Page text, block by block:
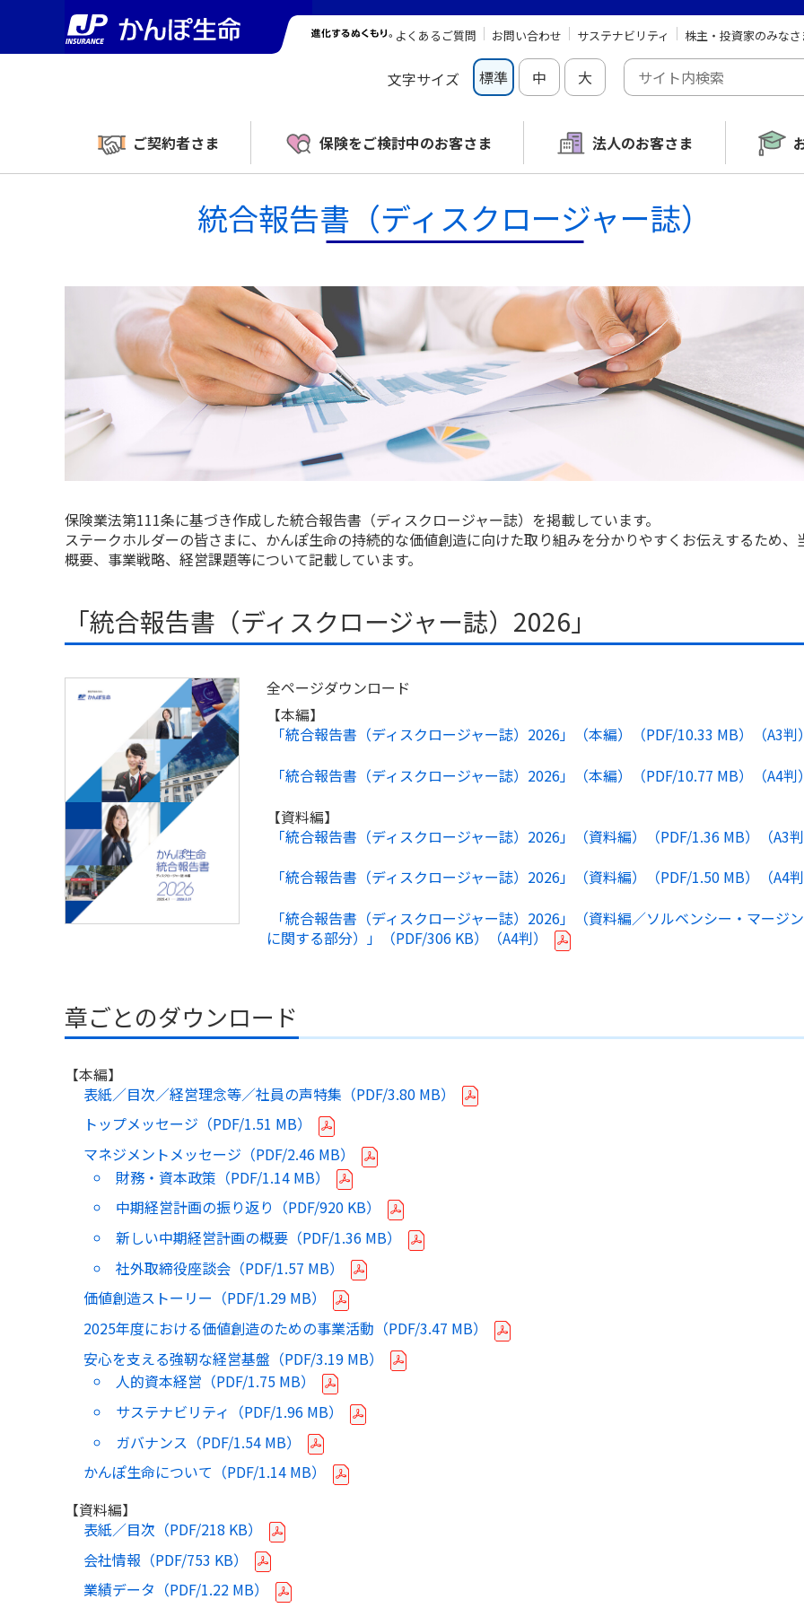
よくあるご質問 お問い合わせ サステナビリティ 株主・投資家のみな
文字サイズ 標準 中 大
ご契約者さま 保険をご検討中のお客さま 法人のお客さま
統合報告書（ディスクロージャー誌）
保険業法第111条に基づき作成した統合報告書（ディスクロージャー誌）を掲載しています。
ステークホルダーの皆さまに、かんぽ生命の持続的な価値創造に向けた取り組みを分かりやすくお伝えするため、
概要、事業戦略、経営課題等について記載しています。
「統合報告書（ディスクロージャー誌）2026」
全ページダウンロード
【本編】
「統合報告書（ディスクロージャー誌）2026」（本編）（PDF/10.33 MB）（A3判）
「統合報告書（ディスクロージャー誌）2026」（本編）（PDF/10.77 MB）（A4判）
【資料編】
「統合報告書（ディスクロージャー誌）2026」（資料編）（PDF/1.36 MB）（A3判
「統合報告書（ディスクロージャー誌）2026」（資料編）（PDF/1.50 MB）（A4判
「統合報告書（ディスクロージャー誌）2026」（資料編／ソルベンシー・マージ
に関する部分）」（PDF/306 KB）（A4判）
章ごとのダウンロード
【本編】
表紙／目次／経営理念等／社員の声特集（PDF/3.80 MB）
トップメッセージ（PDF/1.51 MB）
マネジメントメッセージ（PDF/2.46 MB）
財務・資本政策（PDF/1.14 MB）
中期経営計画の振り返り（PDF/920 KB）
新しい中期経営計画の概要（PDF/1.36 MB）
社外取締役座談会（PDF/1.57 MB）
価値創造ストーリー（PDF/1.29 MB）
2025年度における価値創造のための事業活動（PDF/3.47 MB）
安心を支える強靭な経営基盤（PDF/3.19 MB）
人的資本経営（PDF/1.75 MB）
サステナビリティ（PDF/1.96 MB）
ガバナンス（PDF/1.54 MB）
かんぽ生命について（PDF/1.14 MB）
【資料編】
表紙／目次（PDF/218 KB）
会社情報（PDF/753 KB）
業績データ（PDF/1.22 MB）